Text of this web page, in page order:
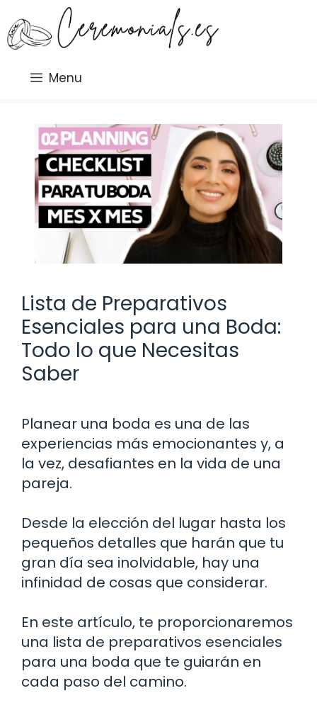
al
contenido
Menu
Lista de Preparativos
Esenciales para una Boda:
Todo lo que Necesitas
Saber
Planear una boda es una de las
experiencias más emocionantes y, a
la vez, desafiantes en la vida de una
pareja.
Desde la elección del lugar hasta los
pequeños detalles que harán que tu
gran día sea inolvidable, hay una
infinidad de cosas que considerar.
En este artículo, te proporcionaremos
una lista de preparativos esenciales
para una boda que te guiarán en
cada paso del camino.